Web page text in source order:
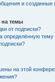
и
на темы
от подписки?
определённую
на этой